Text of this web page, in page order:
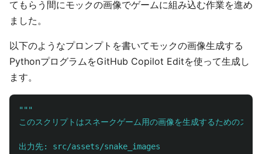
てもらう間にモックの画像でゲームに組み込む作業を進め
ました。
以下のようなプロンプトを書いてモックの画像生成する
PythonプログラムをGitHub Copilot Editを使って生成し
ます。
"""
このスクリプトはスネークゲーム用の画像を生成するためのスク
出力先: src/assets/snake_images